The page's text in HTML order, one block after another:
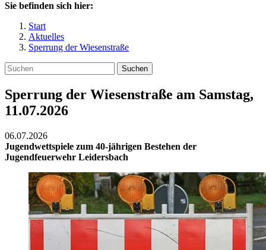
Sie befinden sich hier:
Start
Aktuelles
Sperrung der Wiesenstraße
Suchen
Sperrung der Wiesenstraße am Samstag,
11.07.2026
06.07.2026
Jugendwettspiele zum 40-jährigen Bestehen der
Jugendfeuerwehr Leidersbach